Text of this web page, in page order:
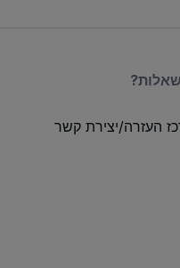
העזרה/יצירת קשר